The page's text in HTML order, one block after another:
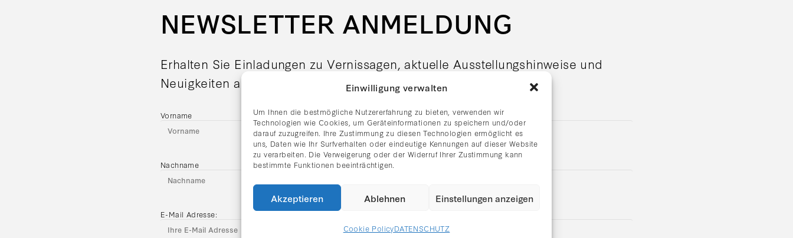
Einwilligung verwalten
Um Ihnen die bestmögliche Nutzererfahrung zu bieten, verwenden wir
Technologien wie Cookies, um Geräteinformationen zu speichern und/oder
darauf zuzugreifen. Ihre Zustimmung zu diesen Technologien ermöglicht es
uns, Daten wie Ihr Surfverhalten oder eindeutige Kennungen auf dieser Website
zu verarbeiten. Die Verweigerung oder der Widerruf Ihrer Zustimmung kann
bestimmte Funktionen beeinträchtigen.
Akzeptieren Ablehnen Einstellungen anzeigen
Cookie PolicyDATENSCHUTZ
NEWSLETTER ANMELDUNG
Erhalten Sie Einladungen zu Vernissagen, aktuelle Ausstellungshinweise und
Neuigkeiten aus der Galerie Rhomberg direkt per E-Mail.
Vorname
Nachname
E-Mail Adresse: